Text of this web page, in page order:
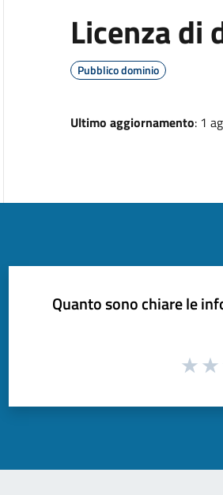
Licenza di
Pubblico dominio
Ultimo aggiornamento: 1
Quanto sono chiare le